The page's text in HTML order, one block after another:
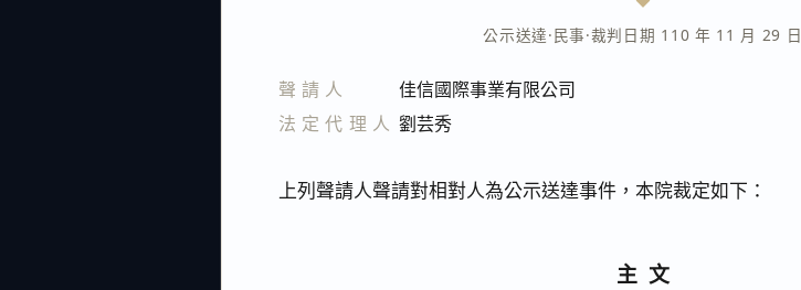
公示送達·民事·裁判日期 110 年 11 月 29 日
聲請人
佳信國際事業有限公司
法定代理人 劉芸秀
上列聲請人聲請對相對人為公示送達事件，本院裁定如下：
主文